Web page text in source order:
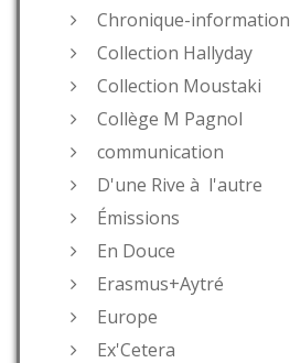
Chronique-information
Collection Hallyday
Collection Moustaki
Collège M Pagnol
communication
D'une Rive à l'autre
Émissions
En Douce
Erasmus+Aytré
Europe
Ex'Cetera